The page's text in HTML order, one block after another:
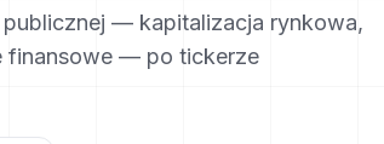
— kapitalizacja rynkowa,
finansowe — po tickerze